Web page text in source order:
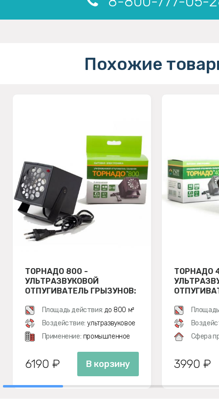
Похожие
ТОРНАДО 800 -
УЛЬТРАЗВУКОВОЙ
ОТПУГИВАТЕЛЬ ГРЫЗУНОВ:
Площадь действия: до 800 м²
Воздействие: ультразвуковое
Применение: промышленное
6190 ₽ В корзину
ТОРНАДО
Сфера
3990 ₽